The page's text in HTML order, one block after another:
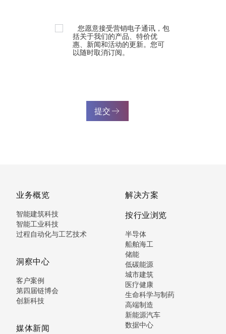
您愿意接受营销电子通讯，包
括关于我们的产品、特价优
惠、新闻和活动的更新。您可
以随时取消订阅。
提交
业务概览
智能建筑科技
智能工业科技
过程自动化与工艺技术
洞察中心
客户案例
第四届链博会
创新科技
媒体新闻
解决方案
按行业浏览
半导体
船舶海工
储能
低碳能源
城市建筑
医疗健康
生命科学与制药
高端制造
新能源汽车
数据中心